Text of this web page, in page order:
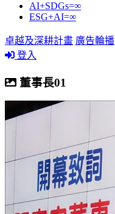
AI+SDGs=∞
ESG+AI=∞
卓越及深耕計畫 廣告輪播
登入
董事長01